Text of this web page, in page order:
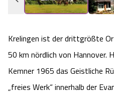
Heide Himmel
Adventure
Wellness-
Hotels mit
Veranstaltungen &
Krelingen ist der drittgrößte
50 km nördlich von Hannover.
Kemner 1965 das Geistliche
„freies Werk“ innerhalb der